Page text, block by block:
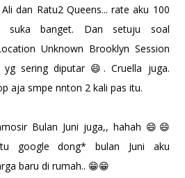
dan Ratu2 Queens... rate aku 100
suka banget. Dan setuju soal
Unknown Brooklyn Session
yg sering diputar 😄. Cruella juga.
aja smpe nnton 2 kali pas itu.
Bulan Juni juga,, hahah 😄😄
google dong* bulan Juni aku
baru di rumah.. 😁😁